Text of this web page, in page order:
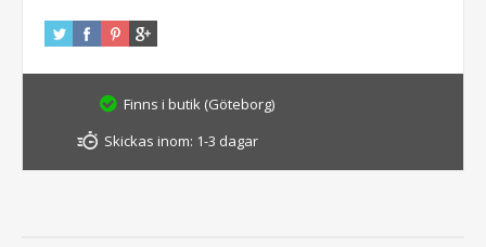
Finns i butik (Göteborg)
Skickas inom: 1-3 dagar